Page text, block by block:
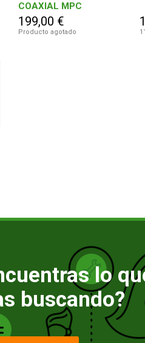
COAXIAL MPC
199,00 €
Producto agotado
lo
buscando?